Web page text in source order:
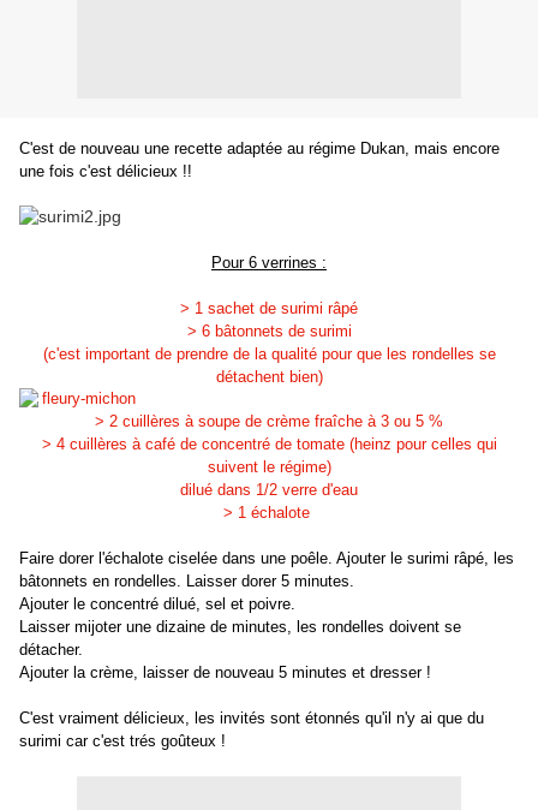
C'est de nouveau une recette adaptée au régime Dukan, mais encore
une fois c'est délicieux !!
Pour 6 verrines :
> 1 sachet de surimi râpé
> 6 bâtonnets de surimi
(c'est important de prendre de la qualité pour que les rondelles se
détachent bien)
> 2 cuillères à soupe de crème fraîche à 3 ou 5 %
> 4 cuillères à café de concentré de tomate (heinz pour celles qui
suivent le régime)
dilué dans 1/2 verre d'eau
> 1 échalote
Faire dorer l'échalote ciselée dans une poêle. Ajouter le surimi râpé, les
bâtonnets en rondelles. Laisser dorer 5 minutes.
Ajouter le concentré dilué, sel et poivre.
Laisser mijoter une dizaine de minutes, les rondelles doivent se
détacher.
Ajouter la crème, laisser de nouveau 5 minutes et dresser !
C'est vraiment délicieux, les invités sont étonnés qu'il n'y ai que du
surimi car c'est trés goûteux !